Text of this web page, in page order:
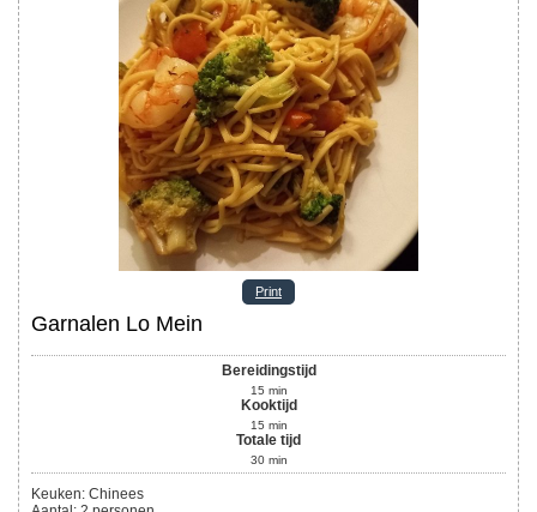
Print
Garnalen Lo Mein
Bereidingstijd
15 min
Kooktijd
15 min
Totale tijd
30 min
Keuken: Chinees